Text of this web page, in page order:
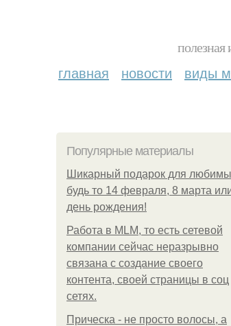
главная новости виды
Популярные материалы
Шикарный подарок для
будь то 14 февраля, 8 марта
день рождения!
Работа в MLM, то есть сетевой
компании сейчас неразрывно
связана с создание своего
контента, своей страницы в соц
сетях.
Прическа - не просто волосы, а